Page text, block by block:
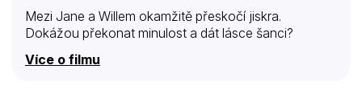
Mezi Jane a Willem okamžitě přeskočí jiskra.
Dokážou překonat minulost a dát lásce šanci?
Více o filmu